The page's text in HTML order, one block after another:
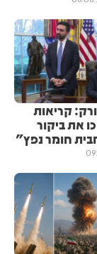
קריאות
את ביקור
חומר נפץ"